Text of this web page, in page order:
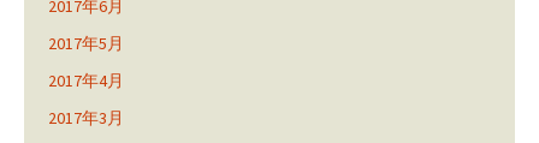
2017年6月
2017年5月
2017年4月
2017年3月